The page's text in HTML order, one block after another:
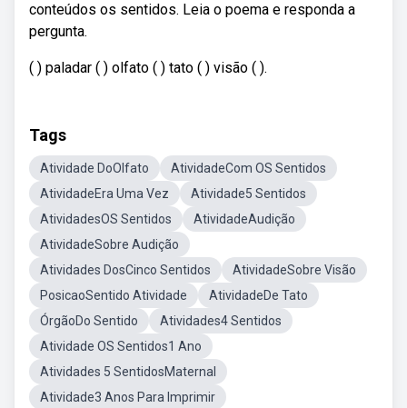
conteúdos os sentidos. Leia o poema e responda a
pergunta.
( ) paladar ( ) olfato ( ) tato ( ) visão ( ).
Tags
Atividade DoOlfato
AtividadeCom OS Sentidos
AtividadeEra Uma Vez
Atividade5 Sentidos
AtividadesOS Sentidos
AtividadeAudição
AtividadeSobre Audição
Atividades DosCinco Sentidos
AtividadeSobre Visão
PosicaoSentido Atividade
AtividadeDe Tato
ÓrgãoDo Sentido
Atividades4 Sentidos
Atividade OS Sentidos1 Ano
Atividades 5 SentidosMaternal
Atividade3 Anos Para Imprimir